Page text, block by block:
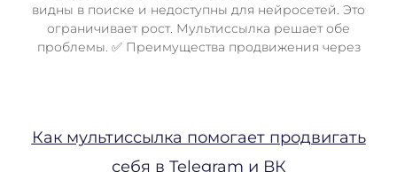
видны в поиске и недоступны для нейросетей. Это
ограничивает рост. Мультиссылка решает обе
проблемы. ✅ Преимущества продвижения через
Как мультиссылка помогает продвигать
себя в Telegram и ВК